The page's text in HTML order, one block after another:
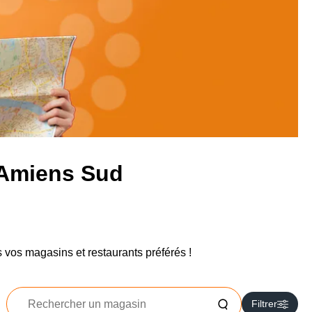
Sud
magasins et restaurants préférés !
Rechercher
Filtrer